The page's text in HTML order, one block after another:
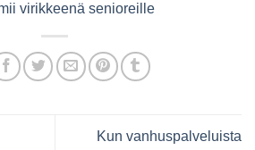
virikkeenä senioreille
Kun vanhuspalveluista